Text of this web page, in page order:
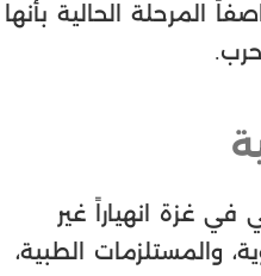
المرحلة الحالية بأنها
غزة انهياراً غير
والمستلزمات الطبية،